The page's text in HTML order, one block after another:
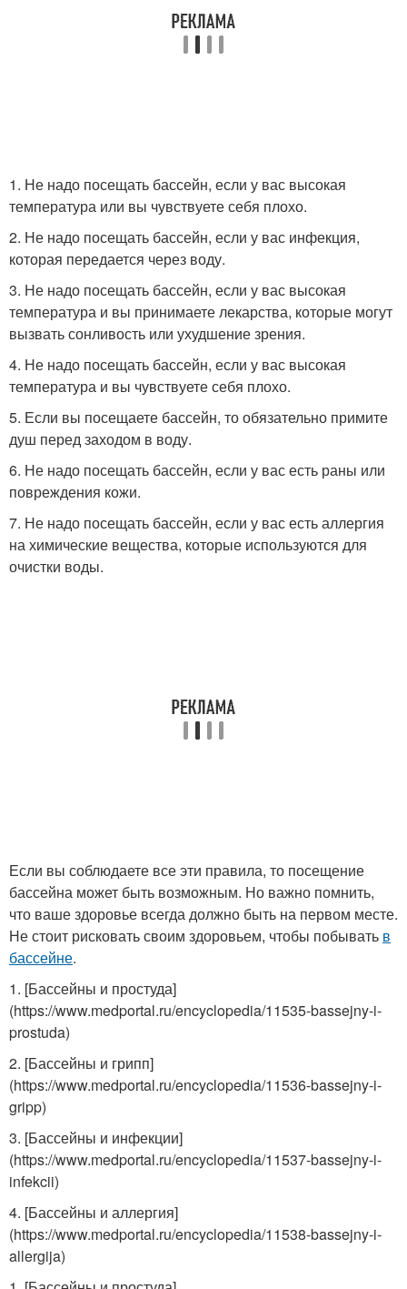
1. Не надо посещать бассейн, если у вас высокая
температура или вы чувствуете себя плохо.
2. Не надо посещать бассейн, если у вас инфекция,
которая передается через воду.
3. Не надо посещать бассейн, если у вас высокая
температура и вы принимаете лекарства, которые могут
вызвать сонливость или ухудшение зрения.
4. Не надо посещать бассейн, если у вас высокая
температура и вы чувствуете себя плохо.
5. Если вы посещаете бассейн, то обязательно примите
душ перед заходом в воду.
6. Не надо посещать бассейн, если у вас есть раны или
повреждения кожи.
7. Не надо посещать бассейн, если у вас есть аллергия
на химические вещества, которые используются для
очистки воды.
Если вы соблюдаете все эти правила, то посещение
бассейна может быть возможным. Но важно помнить,
что ваше здоровье всегда должно быть на первом месте.
Не стоит рисковать своим здоровьем, чтобы побывать в
бассейне.
1. [Бассейны и простуда]
(https://www.medportal.ru/encyclopedia/11535-bassejny-i-
prostuda)
2. [Бассейны и грипп]
(https://www.medportal.ru/encyclopedia/11536-bassejny-i-
gripp)
3. [Бассейны и инфекции]
(https://www.medportal.ru/encyclopedia/11537-bassejny-i-
infekcii)
4. [Бассейны и аллергия]
(https://www.medportal.ru/encyclopedia/11538-bassejny-i-
allergija)